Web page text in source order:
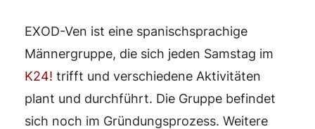
EXOD-Ven ist eine spanischsprachige
Männergruppe, die sich jeden Samstag im
K24! trifft und verschiedene Aktivitäten
plant und durchführt. Die Gruppe befindet
sich noch im Gründungsprozess. Weitere